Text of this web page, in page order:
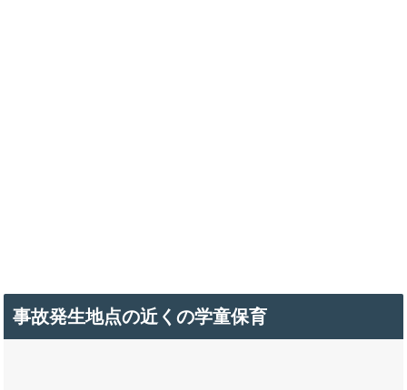
事故発生地点の近くの学童保育